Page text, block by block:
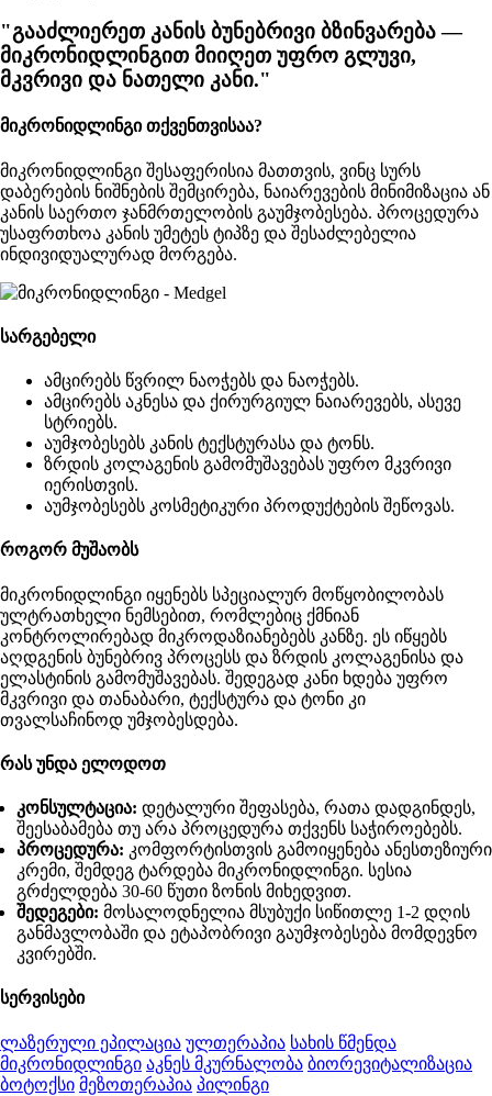
"გააძლიერეთ კანის ბუნებრივი ბზინვარება —
მიკრონიდლინგით მიიღეთ უფრო გლუვი,
მკვრივი და ნათელი კანი."
მიკრონიდლინგი თქვენთვისაა?
მიკრონიდლინგი შესაფერისია მათთვის, ვინც სურს
დაბერების ნიშნების შემცირება, ნაიარევების მინიმიზაცია ან
კანის საერთო ჯანმრთელობის გაუმჯობესება. პროცედურა
უსაფრთხოა კანის უმეტეს ტიპზე და შესაძლებელია
ინდივიდუალურად მორგება.
სარგებელი
ამცირებს წვრილ ნაოჭებს და ნაოჭებს.
ამცირებს აკნესა და ქირურგიულ ნაიარევებს, ასევე
სტრიებს.
აუმჯობესებს კანის ტექსტურასა და ტონს.
ზრდის კოლაგენის გამომუშავებას უფრო მკვრივი
იერისთვის.
აუმჯობესებს კოსმეტიკური პროდუქტების შეწოვას.
როგორ მუშაობს
მიკრონიდლინგი იყენებს სპეციალურ მოწყობილობას
ულტრათხელი ნემსებით, რომლებიც ქმნიან
კონტროლირებად მიკროდაზიანებებს კანზე. ეს იწყებს
აღდგენის ბუნებრივ პროცესს და ზრდის კოლაგენისა და
ელასტინის გამომუშავებას. შედეგად კანი ხდება უფრო
მკვრივი და თანაბარი, ტექსტურა და ტონი კი
თვალსაჩინოდ უმჯობესდება.
რას უნდა ელოდოთ
კონსულტაცია: დეტალური შეფასება, რათა დადგინდეს,
შეესაბამება თუ არა პროცედურა თქვენს საჭიროებებს.
პროცედურა: კომფორტისთვის გამოიყენება ანესთეზიური
კრემი, შემდეგ ტარდება მიკრონიდლინგი. სესია
გრძელდება 30-60 წუთი ზონის მიხედვით.
შედეგები: მოსალოდნელია მსუბუქი სიწითლე 1-2 დღის
განმავლობაში და ეტაპობრივი გაუმჯობესება მომდევნო
კვირებში.
სერვისები
ლაზერული ეპილაცია ულთერაპია სახის წმენდა
მიკრონიდლინგი აკნეს მკურნალობა ბიორევიტალიზაცია
ბოტოქსი მეზოთერაპია პილინგი